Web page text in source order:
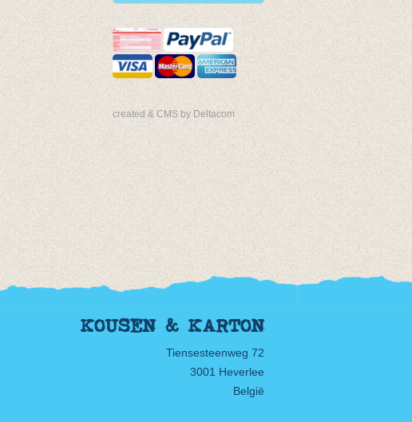
created & CMS by Deltacom
KOUSEN & KARTON
Tiensesteenweg 72
3001 Heverlee
België